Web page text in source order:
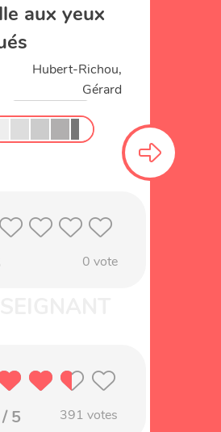
aux yeux
Hubert-Richou,
Gérard
Lire c'est partir
0 vote
/ 5 391 votes